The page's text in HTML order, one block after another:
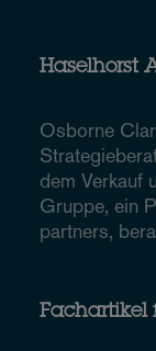
Haselhorst
Osborne
dem Verkauf
Gruppe, ein
partners,
Fachartikel